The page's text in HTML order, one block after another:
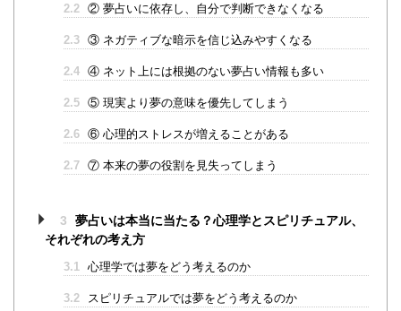
2.2 ② 夢占いに依存し、自分で判断できなくなる
2.3 ③ ネガティブな暗示を信じ込みやすくなる
2.4 ④ ネット上には根拠のない夢占い情報も多い
2.5 ⑤ 現実より夢の意味を優先してしまう
2.6 ⑥ 心理的ストレスが増えることがある
2.7 ⑦ 本来の夢の役割を見失ってしまう
3
夢占いは本当に当たる？心理学とスピリチュアル、
それぞれの考え方
3.1 心理学では夢をどう考えるのか
3.2 スピリチュアルでは夢をどう考えるのか